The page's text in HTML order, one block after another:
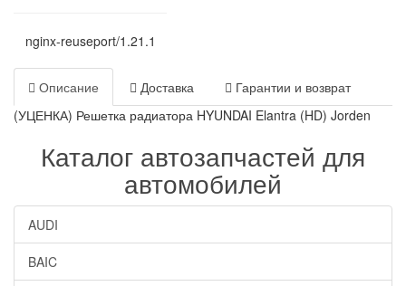
nginx-reuseport/1.21.1
Описание Доставка
Гарантии и возврат
(УЦЕНКА) Решетка радиатора HYUNDAI Elantra (HD) Jorden
Каталог автозапчастей для
автомобилей
AUDI
BAIC